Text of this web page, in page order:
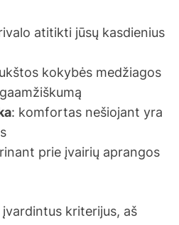
atitikti jūsų kasdienius
kokybės medžiagos
: komfortas nešiojant yra
prie įvairių aprangos
kriterijus, aš